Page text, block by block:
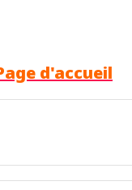
d'accueil